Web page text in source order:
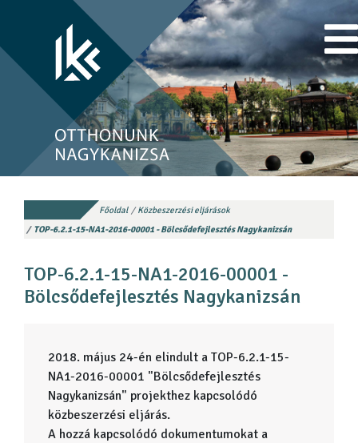
Főoldal
Közbeszerzési eljárások
TOP-6.2.1-15-NA1-2016-00001 - Bölcsődefejlesztés Nagykanizsán
TOP-6.2.1-15-NA1-2016-00001 -
Bölcsődefejlesztés Nagykanizsán
2018. május 24-én elindult a TOP-6.2.1-15-
NA1-2016-00001 "Bölcsődefejlesztés
Nagykanizsán" projekthez kapcsolódó
közbeszerzési eljárás.
A hozzá kapcsolódó dokumentumokat a